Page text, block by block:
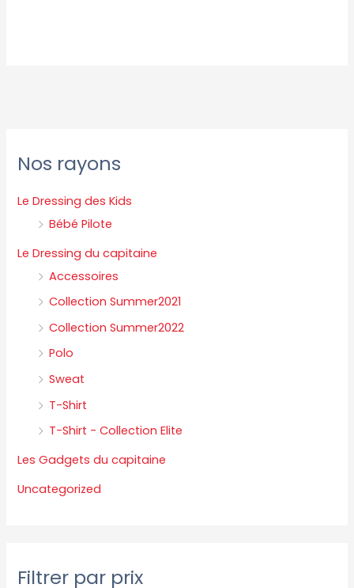
Nos rayons
Le Dressing des Kids
Bébé Pilote
Le Dressing du capitaine
Accessoires
Collection Summer2021
Collection Summer2022
Polo
Sweat
T-Shirt
T-Shirt - Collection Elite
Les Gadgets du capitaine
Uncategorized
Filtrer par prix